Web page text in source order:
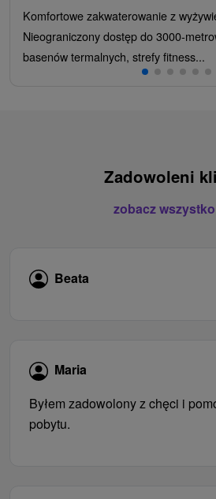
Komfortowe zakwaterowanie z
Nieograniczony dostęp do 3000-
basenów termalnych, strefy fitness...
Zadowoleni
zobacz wszystko
Beata
Maria
Byłem zadowolony z chęci i
pobytu.